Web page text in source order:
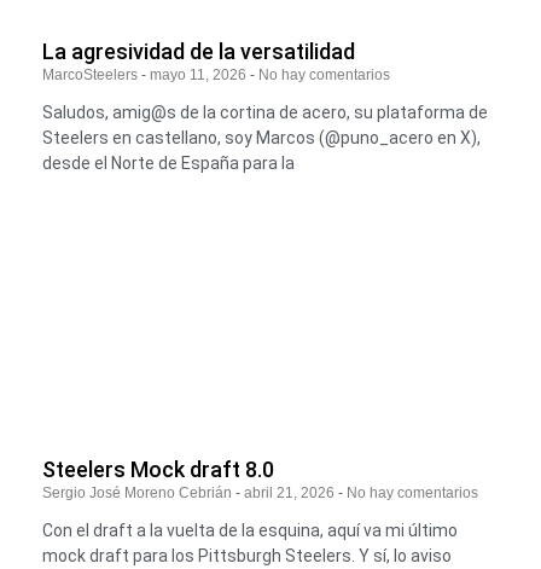
La agresividad de la versatilidad
MarcoSteelers mayo 11, 2026 No hay comentarios
Saludos, amig@s de la cortina de acero, su plataforma de
Steelers en castellano, soy Marcos (@puno_acero en X),
desde el Norte de España para la
Steelers Mock draft 8.0
Sergio José Moreno Cebrián abril 21, 2026 No hay comentarios
Con el draft a la vuelta de la esquina, aquí va mi último
mock draft para los Pittsburgh Steelers. Y sí, lo aviso